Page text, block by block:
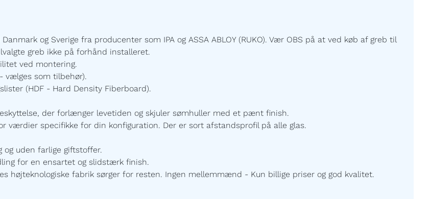
og Sverige fra producenter som IPA og ASSA ABLOY (RUKO). Vær OBS på at ved køb af greb til
greb ikke på forhånd installeret.
ved montering.
vælges som tilbehør).
(HDF - Hard Density Fiberboard).
der forlænger levetiden og skjuler sømhuller med et pænt finish.
værdier specifikke for din konfiguration. Der er sort afstandsprofil på alle glas.
og uden farlige giftstoffer.
for en ensartet og slidstærk finish.
højteknologiske fabrik sørger for resten. Ingen mellemmænd - Kun billige priser og god kvalitet.